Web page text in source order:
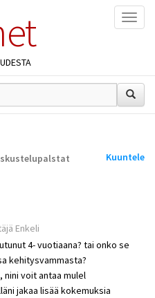
Kuuntele
Enkeli
4- vuotiaana? tai onko se
kehitysvammasta?
nini voit antaa mulel
jakaa lisää kokemuksia